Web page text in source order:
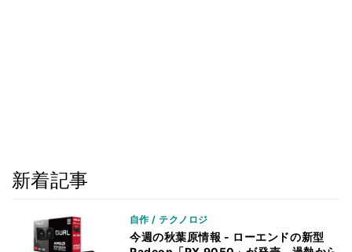
新着記事
自作 / テクノロジ
今週の秋葉原情報 - ローエンドの新型